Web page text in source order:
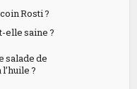
Rosti ?
elle saine ?
salade de
?